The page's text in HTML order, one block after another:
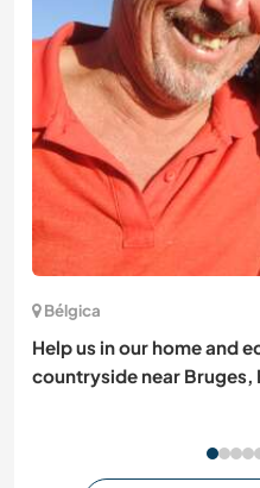
Bélgica
Help us in our home and
countryside near Bruges,